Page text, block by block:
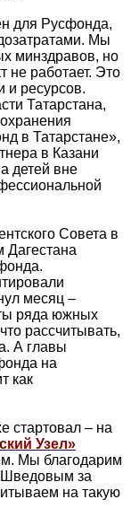
для Русфонда,
Мы
минздравов, но
работает. Это
и ресурсов.
Татарстана,
в Татарстане»,
в Казани
детей вне
Совета в
Дагестана
месяц –
ряда южных
рассчитывать,
А главы
на
как
стартовал – на
Узел»
Мы благодарим
Шведовым за
на такую